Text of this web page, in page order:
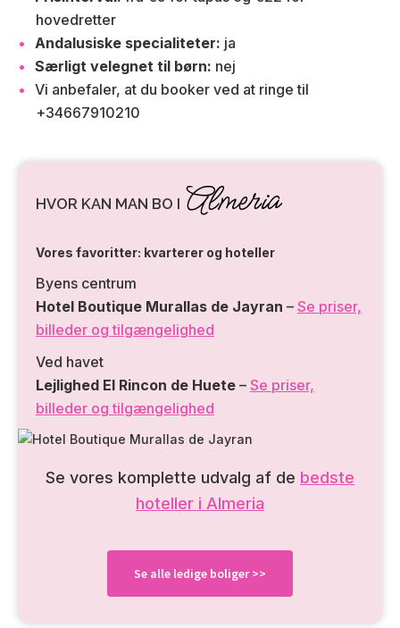
hovedretter
Andalusiske specialiteter: ja
Særligt velegnet til børn: nej
Vi anbefaler, at du booker ved at ringe til
+34667910210
HVOR KAN MAN BO I Almeria
Vores favoritter: kvarterer og hoteller
Byens centrum
Hotel Boutique Murallas de Jayran – Se priser,
billeder og tilgængelighed
Ved havet
Lejlighed El Rincon de Huete – Se priser,
billeder og tilgængelighed
Se vores komplette udvalg af de bedste
hoteller i Almeria
Se alle ledige boliger >>